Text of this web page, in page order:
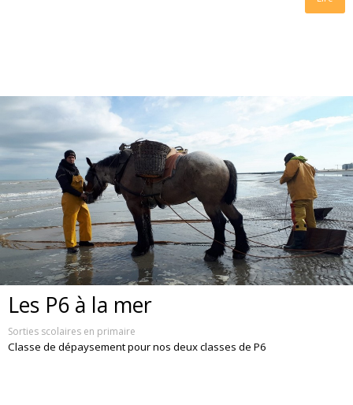
Les P6 à la mer
Sorties scolaires en primaire
Classe de dépaysement pour nos deux classes de P6